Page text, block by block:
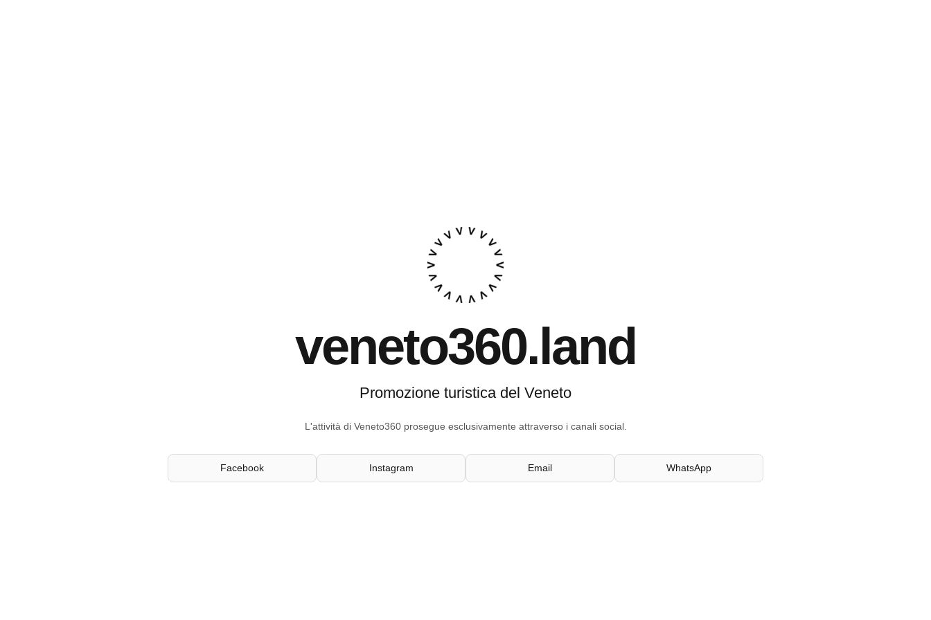
veneto360.land
Promozione turistica del Veneto
L'attività di Veneto360 prosegue esclusivamente attraverso i canali social.
Facebook Instagram Email WhatsApp